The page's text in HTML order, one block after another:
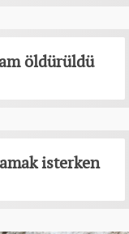
öldürüldü
isterken